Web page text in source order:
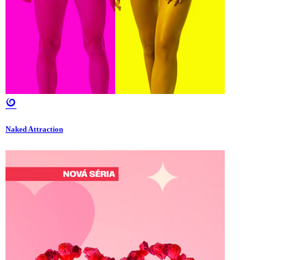
Naked Attraction